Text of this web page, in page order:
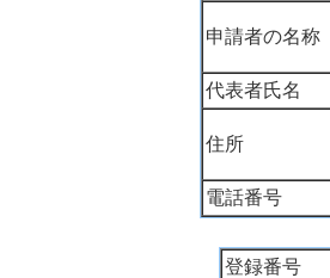
申請者の名称
代表者氏名
住所
電話番号
登録番号